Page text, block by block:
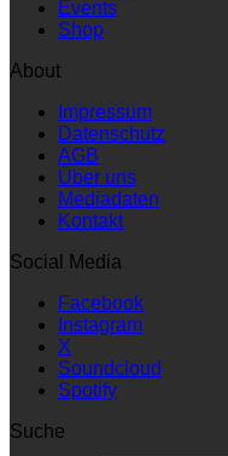
Magazin
Events
Impressum
Datenschutz
AGB
Über uns
Mediadaten
Facebook
Instagram
X
Soundcloud